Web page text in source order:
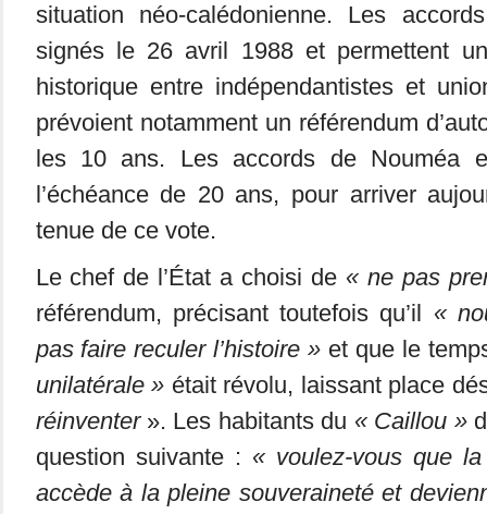
situation néo-calédonienne. Les
signés le 26 avril 1988 et permettent
historique entre indépendantistes et
prévoient notamment un référendum
les 10 ans. Les accords de Nouméa
l’échéance de 20 ans, pour arriver
tenue de ce vote.
Le chef de l’État a choisi de « ne pas
référendum, précisant toutefois qu’il «
pas faire reculer l’histoire » et que le
unilatérale » était révolu, laissant place
réinventer». Les habitants du « Caillou »
question suivante : « voulez-vous que
accède à la pleine souveraineté et